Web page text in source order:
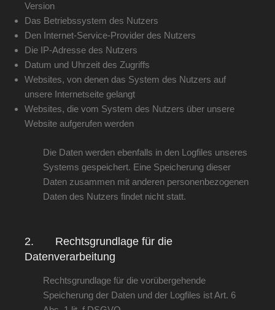
Version
Das Betriebssystem des Nutzers
Den Internet-Service-Provider des Nutzers
Die IP-Adresse des Nutzers
Datum und Uhrzeit des Zugriffs
Websites, von denen das System des Nutzers auf
unsere Internetseite gelangt
Websites, die vom System des Nutzers über unsere
Website aufgerufen werden
Die Daten werden ebenfalls in den Logfiles unseres
Systems gespeichert. Eine Speicherung dieser
Daten zusammen mit anderen personenbezogenen
Daten des Nutzers findet nicht statt.
2. Rechtsgrundlage für die
Datenverarbeitung
Rechtsgrundlage für die vorübergehende
Speicherung der Daten und der Logfiles ist Art. 6